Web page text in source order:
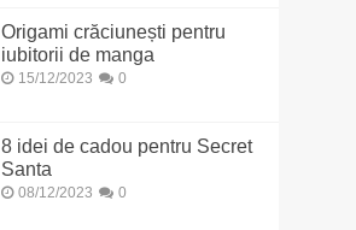
Origami crăciunești pentru
iubitorii de manga
15/12/2023 0
8 idei de cadou pentru Secret
Santa
08/12/2023 0